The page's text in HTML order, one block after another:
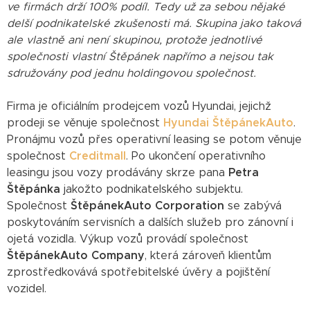
ve firmách drží 100% podíl. Tedy už za sebou nějaké
delší podnikatelské zkušenosti má. Skupina jako taková
ale vlastně ani není skupinou, protože jednotlivé
společnosti vlastní Štěpánek napřímo a nejsou tak
sdružovány pod jednu holdingovou společnost.
Firma je oficiálním prodejcem vozů Hyundai, jejichž
prodeji se věnuje společnost Hyundai ŠtěpánekAuto.
Pronájmu vozů přes operativní leasing se potom věnuje
společnost Creditmall . Po ukončení operativního
leasingu jsou vozy prodávány skrze pana Petra
Štěpánka jakožto podnikatelského subjektu.
Společnost ŠtěpánekAuto Corporation se zabývá
poskytováním servisních a dalších služeb pro zánovní i
ojetá vozidla. Výkup vozů provádí společnost
ŠtěpánekAuto Company, která zároveň klientům
zprostředkovává spotřebitelské úvěry a pojištění
vozidel.